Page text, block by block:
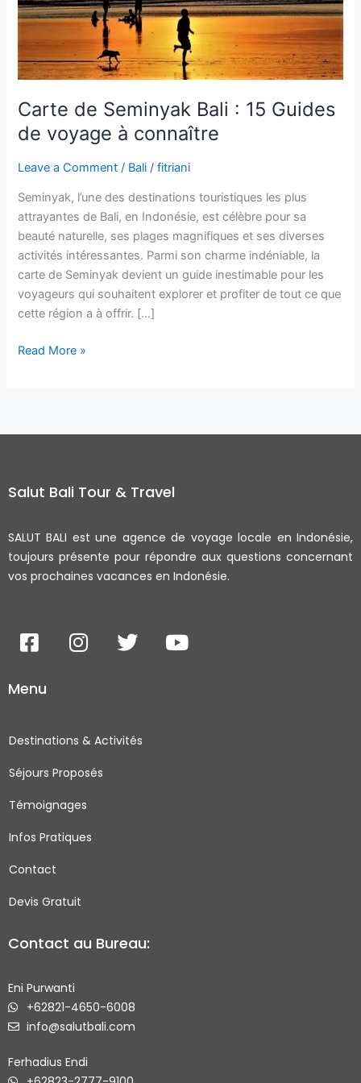
Carte de Seminyak Bali : 15 Guides
de voyage à connaître
Leave a Comment / Bali /fitriani
Seminyak, l’une des destinations touristiques les plus
attrayantes de Bali, en Indonésie, est célèbre pour sa
beauté naturelle, ses plages magnifiques et ses diverses
activités intéressantes. Parmi son charme indéniable, la
carte de Seminyak devient un guide inestimable pour les
voyageurs qui souhaitent explorer et profiter de tout ce que
cette région a à offrir. […]
de
voyage
connaître
Read More »
Salut Bali Tour & Travel
SALUT BALI est une agence de voyage locale en Indonésie,
toujours présente pour répondre aux questions concernant
vos prochaines vacances en Indonésie.
F
a
e
o
k
-
q
u
a
r
I
n
g
a
m
T
w
e
Y
o
Menu
Destinations & Activités
Séjours Proposés
Témoignages
Infos Pratiques
Contact
Devis Gratuit
Contact au Bureau:
Eni Purwanti
+62821-4650-6008
info@salutbali.com
Ferhadius Endi